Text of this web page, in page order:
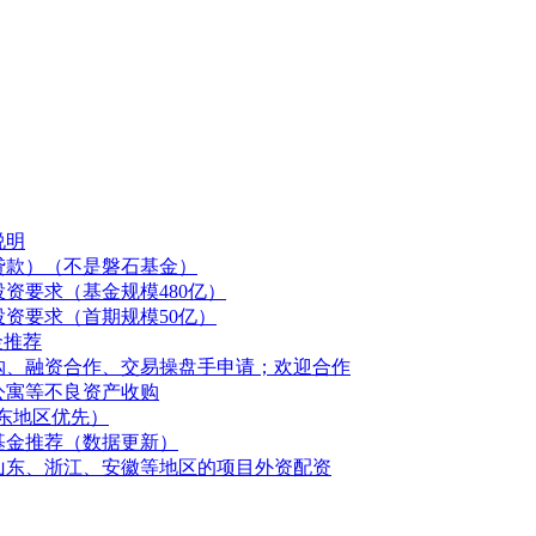
明
）（不是磐石基金）
要求（基金规模480亿）
要求（首期规模50亿）
推荐
融资合作、交易操盘手申请；欢迎合作
等不良资产收购
地区优先）
推荐（数据更新）
、浙江、安徽等地区的项目外资配资